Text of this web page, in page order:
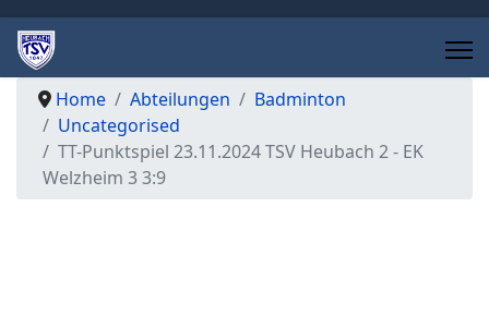
Home Abteilungen
Badminton
Uncategorised
TT-Punktspiel 23.11.2024 TSV Heubach 2 - EK
Welzheim 3 3:9